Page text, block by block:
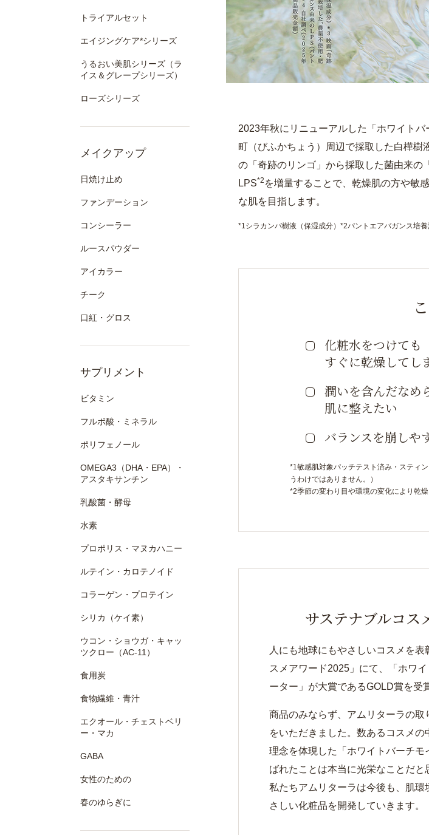
トライアルセット
エイジングケア*シリーズ
うるおい美肌シリーズ（ラ
イス＆グレープシリーズ）
ローズシリーズ
メイクアップ
日焼け止め
ファンデーション
コンシーラー
ルースパウダー
アイカラー
チーク
口紅・グロス
サプリメント
ビタミン
フルボ酸・ミネラル
ポリフェノール
OMEGA3（DHA・EPA）・
アスタキサンチン
乳酸菌・酵母
水素
プロポリス・マヌカハニー
ルテイン・カロテノイド
コラーゲン・プロテイン
シリカ（ケイ素）
ウコン・ショウガ・キャッ
ツクロー（AC-11）
食用炭
食物繊維・青汁
エクオール・チェストベリ
ー・マカ
GABA
女性のための
春のゆらぎに
2023年秋にリニューアルした「ホワイト
町（びふかちょう）周辺で採取した白樺樹
の「奇跡のリンゴ」から採取した菌由来の
LPS*2 を増量することで、乾燥肌の方や敏
な肌を目指します。
*1シラカンバ樹液（保湿成分）*2パントエアバガンス培養
化粧水をつけても
すぐに乾燥してし
潤いを含んだなめ
肌に整えたい
バランスを崩しや
*1敏感肌対象パッチテスト済み・スティ
うわけではありません。）
*2季節の変わり目や環境の変化により乾
サステナブルコス
人にも地球にもやさしいコスメを表
スメアワード2025」にて、「ホワ
ーター」が大賞であるGOLD賞を受
商品のみならず、アムリターラの取
をいただきました。数あるコスメ
理念を体現した「ホワイトバーチモ
ばれたことは本当に光栄なことだと
私たちアムリターラは今後も、肌環
さしい化粧品を開発していきます。